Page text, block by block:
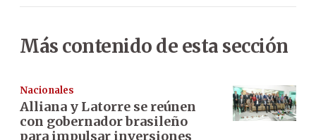
Más contenido de esta sección
Nacionales
Alliana y Latorre se reúnen
con gobernador brasileño
para impulsar inversiones